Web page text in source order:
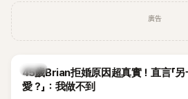
廣告
韓星
45歲Brian拒婚原因超真實！直言「
愛？」：我做不到